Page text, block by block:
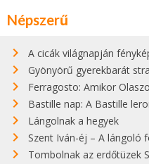
Népszerű
A cicák világnapján fényképeztük
Gyönyörű gyerekbarát strandok
Ferragosto: Amikor
Bastille nap: A Bastille
Lángolnak a hegyek
Szent Iván-éj – A lángoló
Tombolnak az erdőtüzek